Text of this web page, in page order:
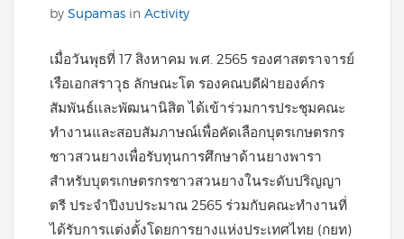
by Supamas in Activity
เมื่อวันพุธที่ 17 สิงหาคม พ.ศ. 2565 รองศาสตราจารย์
เรือเอกสราวุธ ลักษณะโต รองคณบดีฝ่ายองค์กร
สัมพันธ์เเละพัฒนานิสิต ได้เข้าร่วมการประชุมคณะ
ทำงานและสอบสัมภาษณ์เพื่อคัดเลือกบุตรเกษตรกร
ชาวสวนยางเพื่อรับทุนการศึกษาด้านยางพารา
สำหรับบุตรเกษตรกรชาวสวนยางในระดับปริญญา
ตรี ประจำปีงบประมาณ 2565 ร่วมกับคณะทำงานที่
ได้รับการเเต่งตั้งโดยการยางแห่งประเทศไทย (กยท)